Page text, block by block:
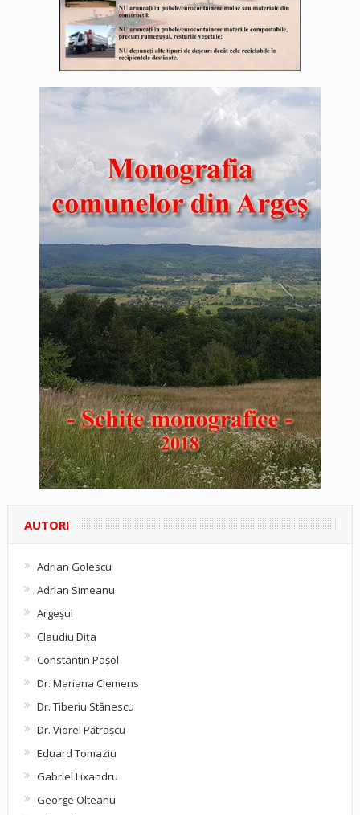
AUTORI
Adrian Golescu
Adrian Simeanu
Argeşul
Claudiu Diţa
Constantin Pașol
Dr. Mariana Clemens
Dr. Tiberiu Stănescu
Dr. Viorel Pătraşcu
Eduard Tomaziu
Gabriel Lixandru
George Olteanu